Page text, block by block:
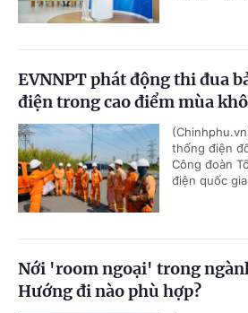
EVNNPT phát động thi đua
điện trong cao điểm mùa
thống điện
Công đoàn
điện quốc
Nới 'room ngoại' trong
Hướng đi nào phù hợp?